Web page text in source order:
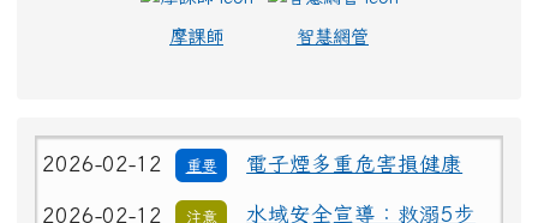
摩課師 智慧網管
重要 電子煙多重危害損健康
注意
水域安全宣導：救溺5步